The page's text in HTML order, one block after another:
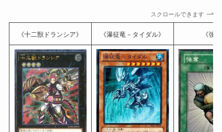
スクロールできます
《十二獣ドランシア》 《瀑征竜－タイダル》 《強